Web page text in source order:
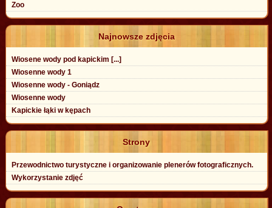
Zoo
Najnowsze zdjęcia
Wiosene wody pod kapickim [...]
Wiosenne wody 1
Wiosenne wody - Goniądz
Wiosenne wody
Kapickie łąki w kępach
Strony
Przewodnictwo turystyczne i organizowanie plenerów fotograficznych.
Wykorzystanie zdjęć